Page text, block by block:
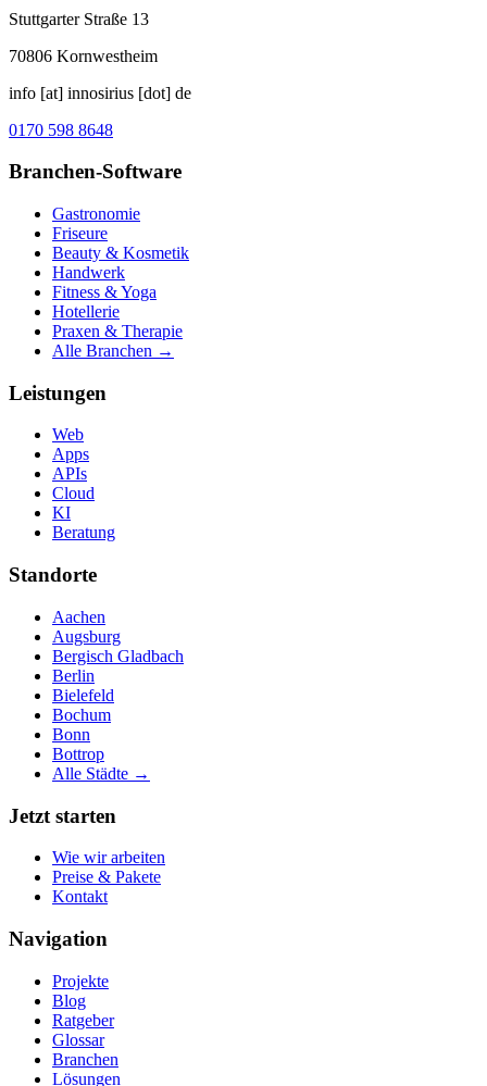
Stuttgarter Straße 13
70806 Kornwestheim
info [at] innosirius [dot] de
0170 598 8648
Branchen-Software
Gastronomie
Friseure
Beauty & Kosmetik
Handwerk
Fitness & Yoga
Hotellerie
Praxen & Therapie
Alle Branchen →
Leistungen
Web
Apps
APIs
Cloud
KI
Beratung
Standorte
Aachen
Augsburg
Bergisch Gladbach
Berlin
Bielefeld
Bochum
Bonn
Bottrop
Alle Städte →
Jetzt starten
Wie wir arbeiten
Preise & Pakete
Kontakt
Navigation
Projekte
Blog
Ratgeber
Glossar
Branchen
Lösungen